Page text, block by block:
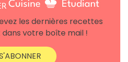
les dernières recettes
votre boîte mail !